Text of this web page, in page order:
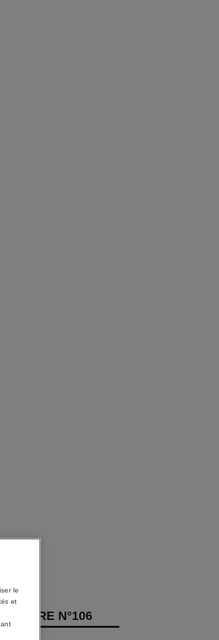
N°106
le
et